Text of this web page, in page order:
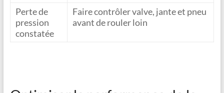
Perte de
pression
constatée
Faire contrôler valve, jante et pneu
avant de rouler loin